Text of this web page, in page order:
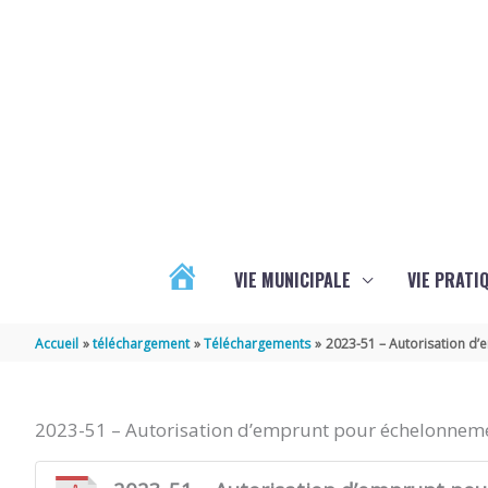
VIE MUNICIPALE VIE
Accueil téléchargement Téléchargements 2023-51 – Autorisation
2023-51 – Autorisation d’emprunt pour